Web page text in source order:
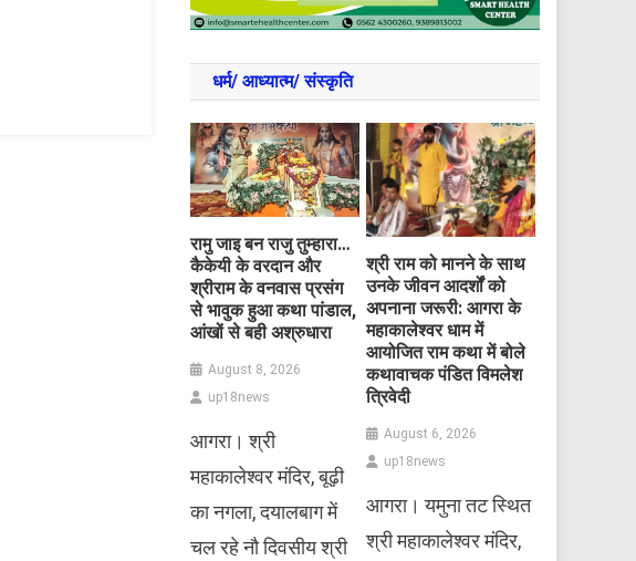
धर्म/ आध्‍यात्‍म/ संस्‍कृति
रामु जाइ बन राजु तुम्हारा…
कैकेयी के वरदान और
श्रीराम के वनवास प्रसंग
से भावुक हुआ कथा पांडाल,
आंखों से बही अश्रुधारा
August 8, 2026
up18news
आगरा। श्री
महाकालेश्वर मंदिर, बूढ़ी
का नगला, दयालबाग में
चल रहे नौ दिवसीय श्री
​श्री राम को मानने के साथ
उनके जीवन आदर्शों को
अपनाना जरूरी: आगरा के
महाकालेश्वर धाम में
आयोजित राम कथा में बोले
कथावाचक पंडित विमलेश
त्रिवेदी
August 6, 2026
up18news
आगरा। यमुना तट स्थित
श्री महाकालेश्वर मंदिर,